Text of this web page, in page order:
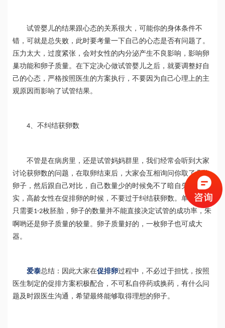
试管婴儿的结果跟心态的关系很大，可能你的身体条件不
错，可就是总失败，此时要考量一下自己的心态是否有问题了。
压力太大，过度紧张，会对女性的内分泌产生不良影响，影响卵
巢功能和卵子质量。在下定决心做试管婴儿之后，就要调整好自
己的心态，严格按照医生的方案执行，不要因为自己心理上的主
观原因而影响了试管结果。
4、不纠结获卵数
不管是在病房里，还是试管妈妈群里，我们经常会听到大家
讨论获卵数的问题，在取卵结束后，大家会互相询问你取了几枚
卵子，然后跟自己对比，自己数量少的时候免不了暗自失落。其
实，高龄女性在促排卵的时候，不要过于纠结获卵数。单次移植
只需要1-2枚胚胎，卵子的数量并不能直接决定试管的成功率，朱
啊哟还是卵子质量的较量。卵子质量好的，一枚卵子也可成大
器。
爱泰总结：因此大家在促排卵过程中，不必过于担忧，按照
医生制定的促排方案积极配合，不可私自停药或换药，有什么问
题及时跟医生沟通，希望最终能够取得理想的卵子。